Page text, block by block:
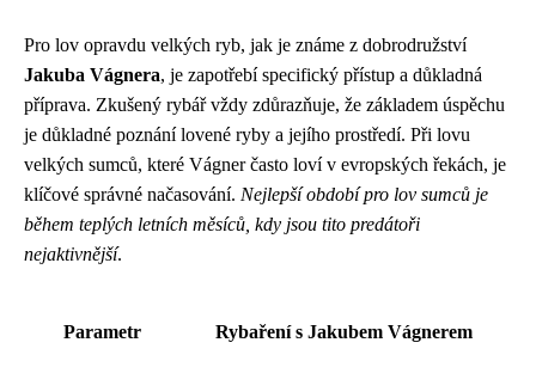
Pro lov opravdu velkých ryb, jak je známe z dobrodružství
Jakuba Vágnera, je zapotřebí specifický přístup a důkladná
příprava. Zkušený rybář vždy zdůrazňuje, že základem úspěchu
je důkladné poznání lovené ryby a jejího prostředí. Při lovu
velkých sumců, které Vágner často loví v evropských řekách, je
klíčové správné načasování. Nejlepší období pro lov sumců je
během teplých letních měsíců, kdy jsou tito predátoři
nejaktivnější.
Parametr Rybaření s Jakubem Vágnerem